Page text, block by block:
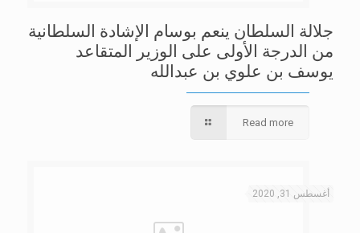
جلالة السلطان ينعم بوسام الإشادة السلطانية
من الدرجة الأولى على الوزير المتقاعد
يوسف بن علوي بن عبدالله
Read more
أغسطس 31, 2020